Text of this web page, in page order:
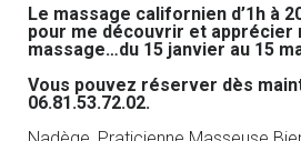
Le massage californien d’1h à
pour me découvrir et apprécier
massage…du 15 janvier au 15
Vous pouvez réserver dès
06.81.53.72.02.